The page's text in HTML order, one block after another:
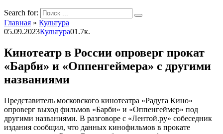
Search for:
Главная » Культура
05.09.2023Культура01.7к.
Кинотеатр в России опроверг прокат
«Барби» и «Оппенгеймера» с другими
названиями
Представитель московского кинотеатра «Радуга Кино»
опроверг выход фильмов «Барби» и «Оппенгеймер» под
другими названиями. В разговоре с «Лентой.ру» собеседник
издания сообщил, что данных кинофильмов в прокате